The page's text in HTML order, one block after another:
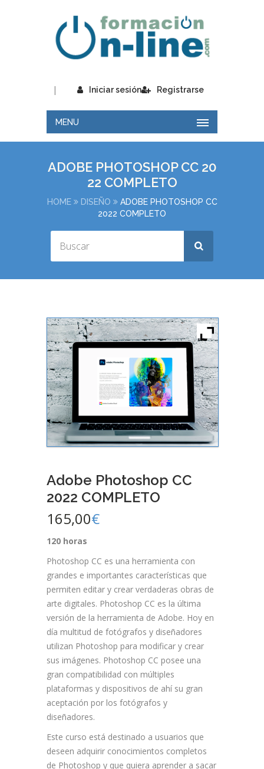
Iniciar sesión
| Registrarse
MENU
ADOBE PHOTOSHOP CC 20
22 COMPLETO
HOME DISEÑO
ADOBE PHOTOSHOP CC
2022 COMPLETO
Adobe Photoshop CC
2022 COMPLETO
165,00€
120 horas
Photoshop CC es una herramienta con
grandes e importantes características que
permiten editar y crear verdaderas obras de
arte digitales. Photoshop CC es la última
versión de la herramienta de Adobe. Hoy en
día multitud de fotógrafos y diseñadores
utilizan Photoshop para modificar y crear
sus imágenes. Photoshop CC posee una
gran compatibilidad con múltiples
plataformas y dispositivos de ahí su gran
aceptación por los fotógrafos y
diseñadores.
Este curso está destinado a usuarios que
deseen adquirir conocimientos completos
de Photoshop y que quiera aprender a sacar